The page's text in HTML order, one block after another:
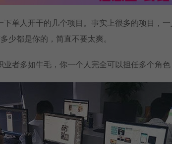
单人开干的几个项目。事实上很多的项目，
少都是你的，简直不要太爽。
者多如牛毛，你一个人完全可以担任多个角色